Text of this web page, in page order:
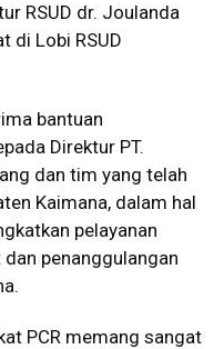
RSUD dr. Joulanda
di Lobi RSUD
bantuan
Direktur PT.
dan tim yang telah
Kaimana, dalam hal
pelayanan
penanggulangan
PCR memang sangat